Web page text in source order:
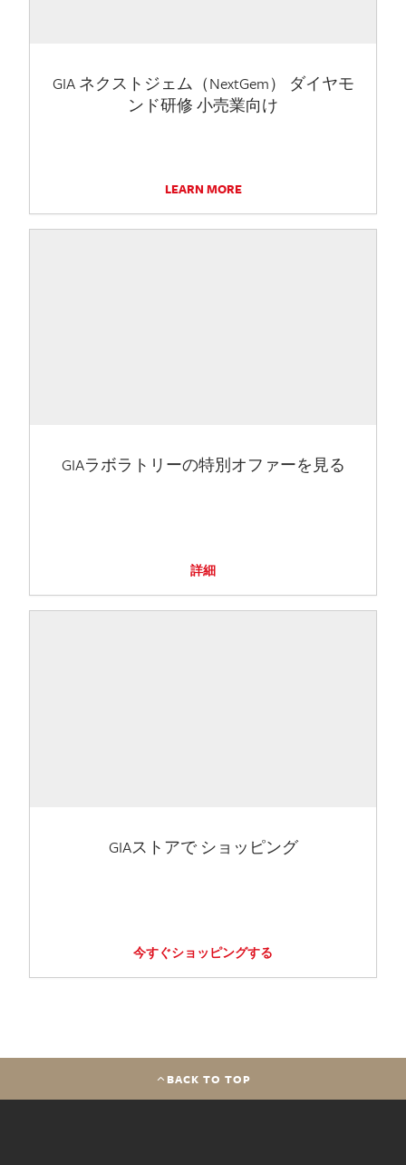
GIA ネクストジェム（NextGem） ダイヤモ
ンド研修 小売業向け
LEARN MORE
GIAラボラトリーの特別オファーを見る
詳細
GIAストアで ショッピング
今すぐショッピングする
BACK TO TOP